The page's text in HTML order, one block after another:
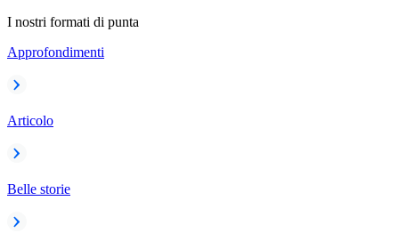
I nostri formati di punta
Approfondimenti
Articolo
Belle storie